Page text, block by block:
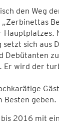
den Weg
sich aus
Debütanten
Er wird der
Besten geben.
2016 mit